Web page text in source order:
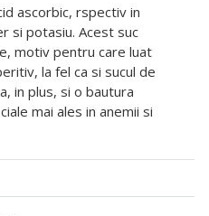
ascorbic, rspectiv in
si potasiu. Acest suc
motiv pentru care luat
la fel ca si sucul de
in plus, si o bautura
mai ales in anemii si